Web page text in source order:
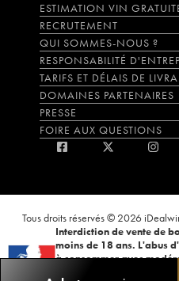
ESTIMATION VIN
RECRUTEMENT
QUI SOMMES-NOUS ?
RESPONSABILITÉ
TARIFS ET DÉLAIS DE
DOMAINES PARTENAIRES
PRESSE
FOIRE AUX QUESTIONS
Tous droits réservés © 2026
Interdiction de vente de
moins de 18 ans. L'abus
à consommer avec